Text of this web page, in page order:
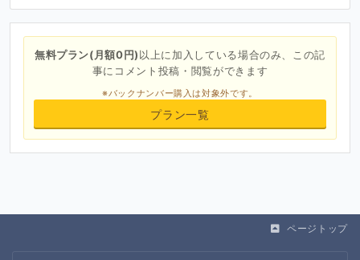
無料プラン(月額0円)以上に加入している場合のみ、この記
事にコメント投稿・閲覧ができます
※バックナンバー購入は対象外です。
プラン一覧
ページトップ